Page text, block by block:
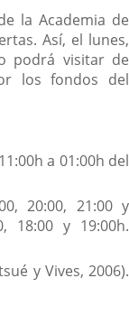
la Academia de
Así, el lunes,
podrá visitar de
los fondos del
a 01:00h del
20:00, 21:00 y
18:00 y 19:00h.
y Vives, 2006).